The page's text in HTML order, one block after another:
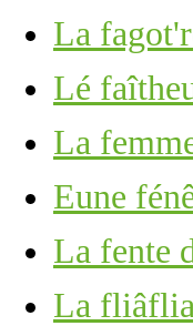
La
Lé
La
Eune
La fente
La